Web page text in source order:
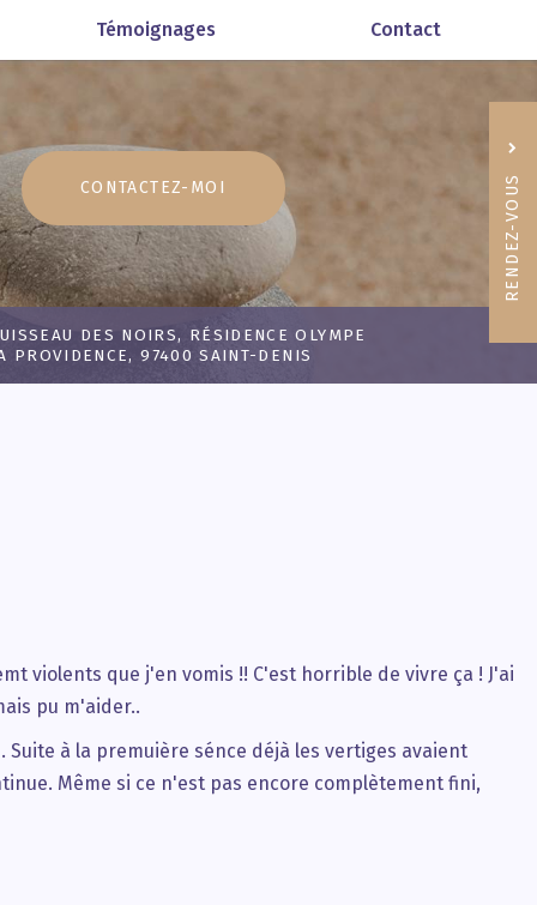
Témoignages Contact
CONTACTEZ- MOI
DES NOIRS, RÉSIDENCE OLYMPE
PROVIDENCE, 97400 SAINT-DENIS
violents que j'en vomis !! C'est horrible de vivre ça ! J'ai
pu m'aider..
Suite à la premuière sénce déjà les vertiges avaient
Même si ce n'est pas encore complètement fini,
RENDEZ-VOUS
06